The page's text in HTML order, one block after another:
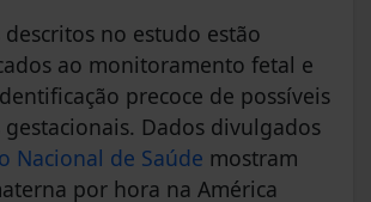
descritos no estudo estão
ao monitoramento fetal e
precoce de possíveis
gestacionais. Dados divulgados
Nacional de Saúde mostram
por hora na América